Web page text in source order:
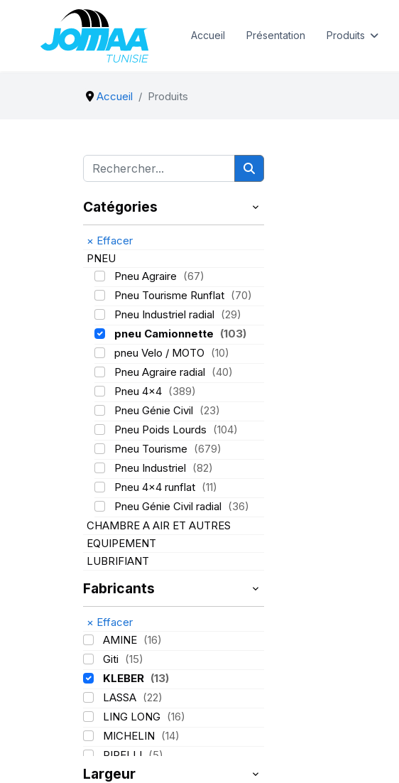
Accueil Présentation Produits
Accueil Produits
Catégories
× Effacer
PNEU
Pneu Agraire (67)
Pneu Tourisme Runflat (70)
Pneu Industriel radial (29)
pneu Camionnette (103)
pneu Velo / MOTO (10)
Pneu Agraire radial (40)
Pneu 4x4 (389)
Pneu Génie Civil (23)
Pneu Poids Lourds (104)
Pneu Tourisme (679)
Pneu Industriel (82)
Pneu 4x4 runflat (11)
Pneu Génie Civil radial (36)
CHAMBRE A AIR ET AUTRES
EQUIPEMENT
LUBRIFIANT
Fabricants
× Effacer
AMINE (16)
Giti (15)
KLEBER (13)
LASSA (22)
LING LONG (16)
MICHELIN (14)
PIRELLI (5)
TIGAR
Largeur